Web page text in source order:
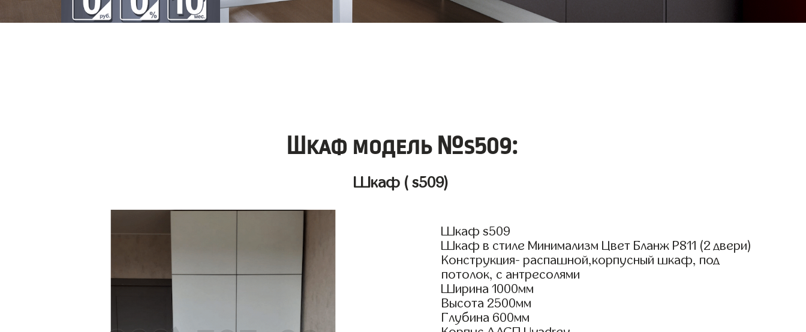
Шкаф модель №s509:
Шкаф ( s509)
Шкаф s509
Шкаф в стиле Минимализм Цвет Бланж Р811 (2 двери)
Конструкция- распашной,корпусный шкаф, под
потолок, с антресолями
Ширина 1000мм
Высота 2500мм
Глубина 600мм